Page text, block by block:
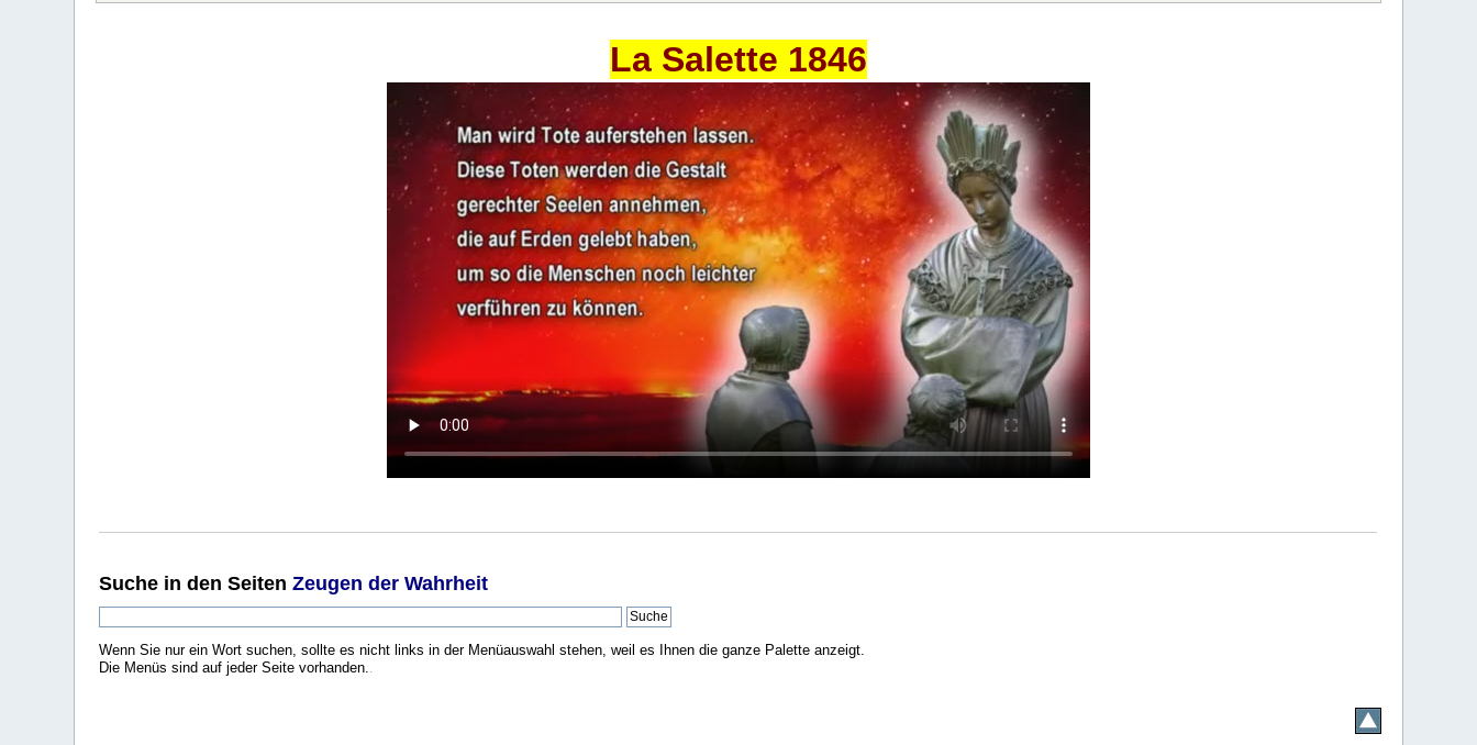
La Salette 1846
Suche in den SeitenZeugen der Wahrheit
Wenn Sie nur ein Wort suchen, sollte es nicht links in der Menüauswahl stehen, weil es Ihnen die ganze Palette anzeigt.
Die Menüs sind auf jeder Seite vorhanden.